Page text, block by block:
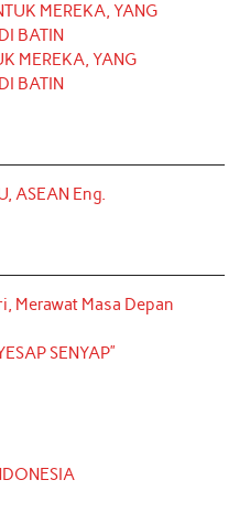
MEREKA, YANG
BATIN
MEREKA, YANG
BATIN
ASEAN Eng.
Merawat Masa Depan
SENYAP”